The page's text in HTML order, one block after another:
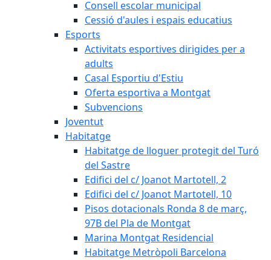
Consell escolar municipal
Cessió d'aules i espais educatius
Esports
Activitats esportives dirigides per a
adults
Casal Esportiu d'Estiu
Oferta esportiva a Montgat
Subvencions
Joventut
Habitatge
Habitatge de lloguer protegit del Turó
del Sastre
Edifici del c/ Joanot Martotell, 2
Edifici del c/ Joanot Martotell, 10
Pisos dotacionals Ronda 8 de març,
97B del Pla de Montgat
Marina Montgat Residencial
Habitatge Metròpoli Barcelona